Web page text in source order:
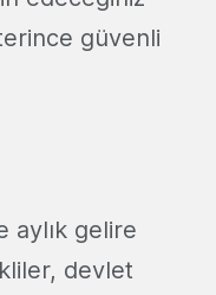
güvenli
aylık gelire
devlet